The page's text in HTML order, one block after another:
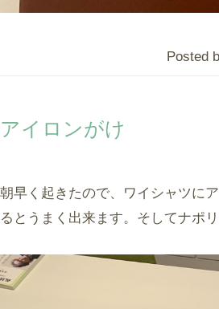
Posted
アイロンがけ
朝早く起きたので、ワイシャツに
るとうまく出来ます。そしてナポ